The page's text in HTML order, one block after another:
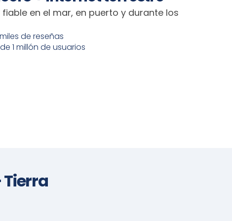
en el mar, en puerto y durante los
de reseñas
1 millón de usuarios
Tierra